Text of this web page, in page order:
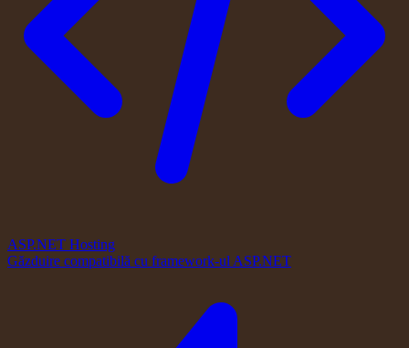
ASP.NET Hosting
Găzduire compatibilă cu framework-ul ASP.NET